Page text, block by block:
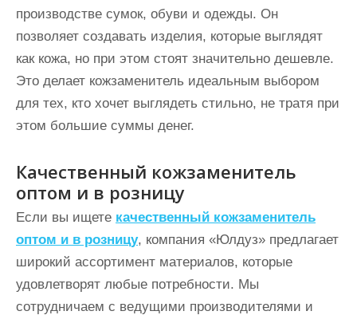
производстве сумок, обуви и одежды. Он
позволяет создавать изделия, которые выглядят
как кожа, но при этом стоят значительно дешевле.
Это делает кожзаменитель идеальным выбором
для тех, кто хочет выглядеть стильно, не тратя при
этом большие суммы денег.
Качественный кожзаменитель
оптом и в розницу
Если вы ищете качественный кожзаменитель
оптом и в розницу, компания «Юлдуз» предлагает
широкий ассортимент материалов, которые
удовлетворят любые потребности. Мы
сотрудничаем с ведущими производителями и